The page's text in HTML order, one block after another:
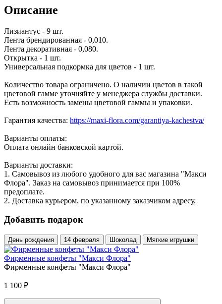
Описание
Лизиантус - 9 шт.
Лента брендированная - 0,010.
Лента декоративная - 0,080.
Открытка - 1 шт.
Универсальная подкормка для цветов - 1 шт.
Количество товара ограничено. О наличии цветов в такой
цветовой гамме уточняйте у менеджера службы доставки.
Есть возможность замены цветовой гаммы и упаковки.
Гарантия качества: https://maxi-flora.com/garantiya-kachestva/
Варианты оплаты:
Оплата онлайн банковской картой.
Варианты доставки:
1. Самовывоз из любого удобного для вас магазина "Макси
Флора". Заказ на самовывоз принимается при 100%
предоплате.
2. Доставка курьером, по указанному заказчиком адресу.
Добавить подарок
День рождения 14 февраля Шоколад Мягкие игрушки
Фирменные конфеты "Макси Флора"
Фирменные конфеты "Макси Флора"
1 100 ₽